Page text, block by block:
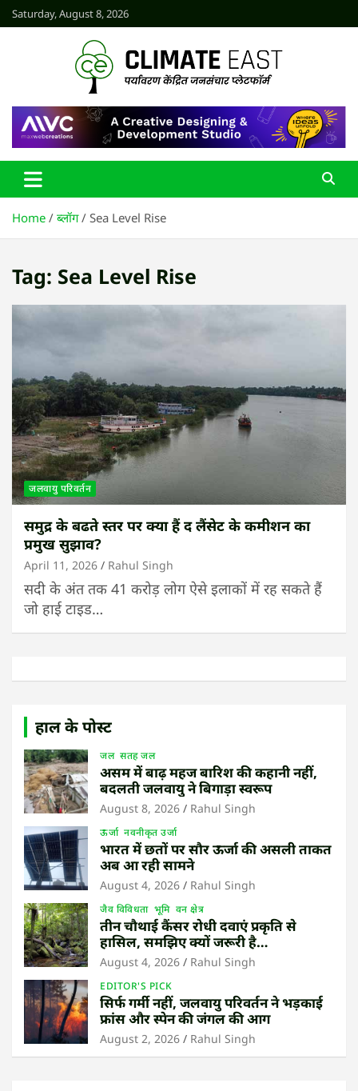
Skip
to
Saturday, August 8, 2026
CLIMATE EAST
Home ब्लॉग Sea Level Rise
Tag: Sea Level Rise
जलवायु परिवर्तन
समुद्र के बढते स्तर पर क्या हैं द लैंसेट के कमीशन का
प्रमुख सुझाव?
April 11, 2026 Rahul Singh
सदी के अंत तक 41 करोड़ लोग ऐसे इलाकों में रह सकते हैं
जो हाई टाइड…
हाल के पोस्ट
जल सतह जल
असम में बाढ़ महज बारिश की कहानी नहीं,
बदलती जलवायु ने बिगाड़ा स्वरूप
August 8, 2026 Rahul Singh
ऊर्जा नवनीकृत उर्जा
भारत में छतों पर सौर ऊर्जा की असली ताकत
अब आ रही सामने
August 4, 2026 Rahul Singh
जैव विविधता भूमि वन क्षेत्र
तीन चौथाई कैंसर रोधी दवाएं प्रकृति से
हासिल, समझिए क्यों जरूरी है
उष्णकटिबंधीय जंगल बचाना
August 4, 2026 Rahul Singh
EDITOR'S PICK
सिर्फ गर्मी नहीं, जलवायु परिवर्तन ने भड़काई
फ्रांस और स्पेन की जंगल की आग
August 2, 2026 Rahul Singh